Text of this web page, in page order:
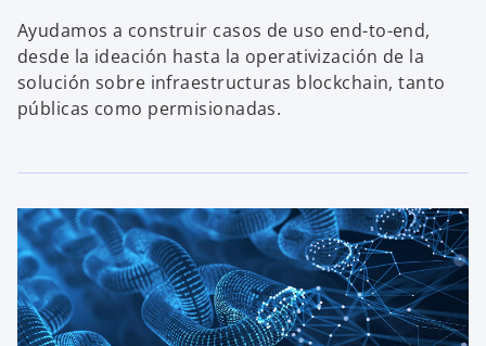
Ayudamos a construir casos de uso end-to-end,
desde la ideación hasta la operativización de la
solución sobre infraestructuras blockchain, tanto
públicas como permisionadas.